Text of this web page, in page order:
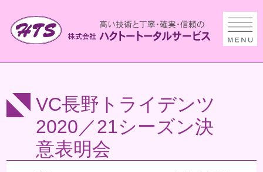
VC長野トライデンツ
2020／21シーズン決
意表明会